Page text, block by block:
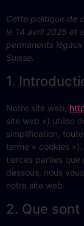
Cette politique de
le 14 avril 2025 et
permanents
Suisse.
1.
Notre site web,
site web ») utilise
simplification,
terme « cookies
tierces parties que
dessous, nous
notre site web.
2. Que sont